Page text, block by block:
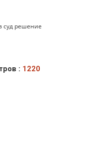
суд решение
: 1220